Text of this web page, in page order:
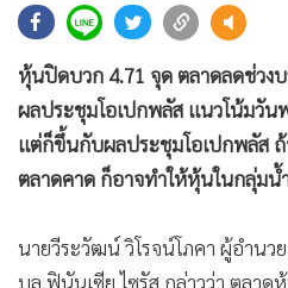
• คอลัมนิสต์
• ละคร
CbizReview
Cyber BIZ
• ผู้จัดกวน
• Green Innovation & SD
• Management & HR
หุ้นปิดบวก 4.71 จุด ตลาดลดช่วง
ผลประชุมโอเปกพลัส แนวโน้มวัน
แต่ก็ขึ้นกับผลประชุมโอเปกพลัส ถ้
ตลาดคาด ก็อาจทำให้หุ้นในกลุ่มน้
นายวีระวัฒน์ วิโรจน์โภคา ผู้อำนว
บล.ฟินันเซีย ไซรัส กล่าวว่า ตลา